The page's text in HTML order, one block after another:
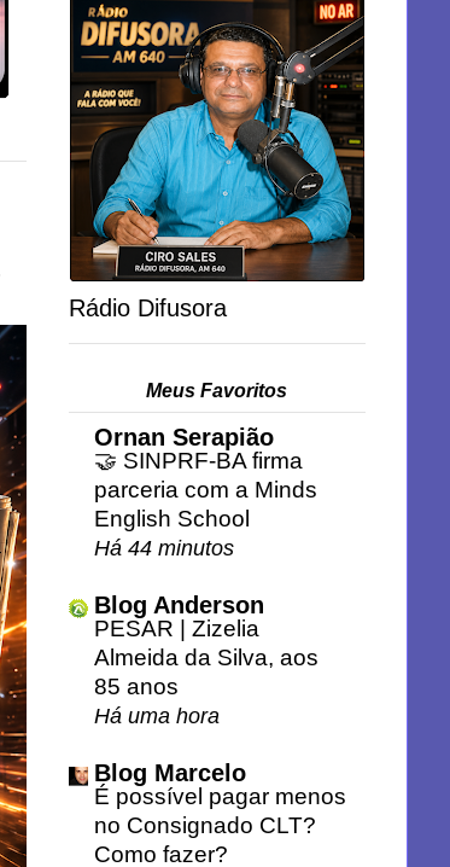
Rádio Difusora
Meus Favoritos
Ornan Serapião
🤝 SINPRF-BA firma
parceria com a Minds
English School
Há 44 minutos
Blog Anderson
PESAR | Zizelia
Almeida da Silva, aos
85 anos
Há uma hora
Blog Marcelo
É possível pagar menos
no Consignado CLT?
Como fazer?